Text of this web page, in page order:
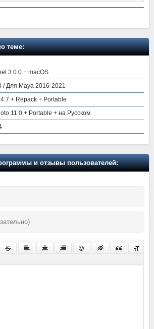
теме:
3.0.0 + macOS
/ Для Maya 2016-2021
+ Repack + Portable
11.0 + Portable + на Русском
и отзывы пользователей: